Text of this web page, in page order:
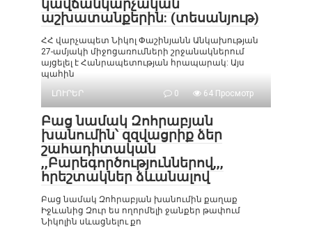
կավճանկարչական
աշխատանքերին: (տեսանյութ)
ՀՀ վարչապետ Նիկոլ Փաշինյանն Անկախության
27-ամյակի միջոցառումների շրջանակներում
այցելել է Հանրապետության հրապարակ: Այս
պահին
ԼՈՒՐԵՐ
0 64 Просмотр
Բաց նամակ Զոհրաբյան
խանումին՝ զզվացրիք ձեր
շահադիտական
,,Բարեգործություններով,,,
հրեշտակներ ձևանալով
Բաց նամակ Զոհրաբյան խանումին քաղաք
Իջևանից Զուր ես ողորմելի ջանքեր թափում
Նիկոլին սևացնելու քո